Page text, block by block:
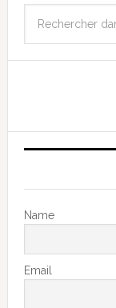
Name
Email